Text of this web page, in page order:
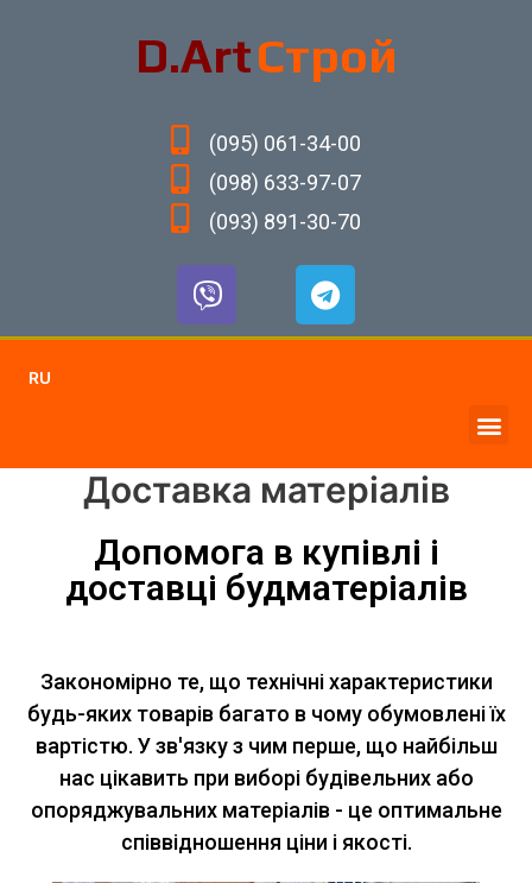
D.ArtСтрой
(095) 061-34-00
(098) 633-97-07
(093) 891-30-70
RU
Доставка матеріалів
Допомога в купівлі і
доставці будматеріалів
Закономірно те, що технічні характеристики
будь-яких товарів багато в чому обумовлені їх
вартістю. У зв'язку з чим перше, що найбільш
нас цікавить при виборі будівельних або
опоряджувальних матеріалів - це оптимальне
співвідношення ціни і якості.